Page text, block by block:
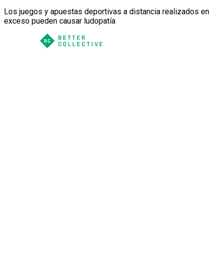
Los juegos y apuestas deportivas a distancia realizados en
exceso pueden causar ludopatía